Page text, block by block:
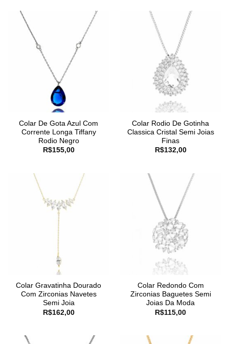
Colar De Gota Azul Com
Corrente Longa Tiffany
Rodio Negro
R$155,00
Colar Rodio De Gotinha
Classica Cristal Semi Joias
Finas
R$132,00
Colar Gravatinha Dourado
Com Zirconias Navetes
Semi Joia
R$162,00
Colar Redondo Com
Zirconias Baguetes Semi
Joias Da Moda
R$115,00